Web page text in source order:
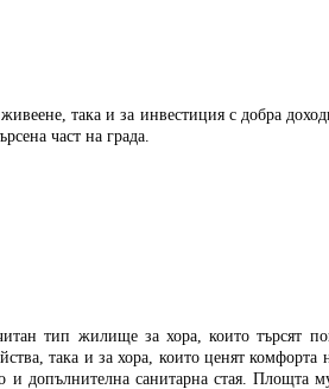
така и за инвестиция с добра
част на града.
тип жилище за хора, които търсят
така и за хора, които ценят
допълнителна санитарна стая. Площта